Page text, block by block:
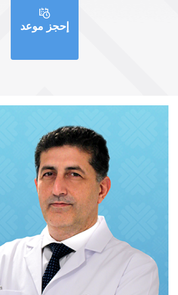
إحجز موعد